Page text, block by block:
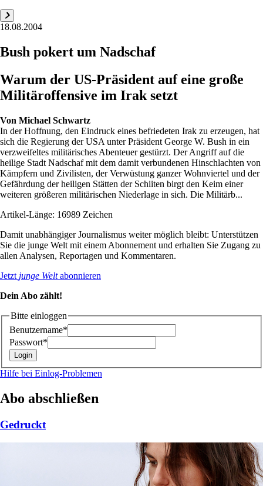
18.08.2004
Bush pokert um Nadschaf
Warum der US-Präsident auf eine große
Militäroffensive im Irak setzt
Von Michael Schwartz
In der Hoffnung, den Eindruck eines befriedeten Irak zu erzeugen, hat
sich die Regierung der USA unter Präsident George W. Bush in ein
verzweifeltes militärisches Abenteuer gestürzt. Der Angriff auf die
heilige Stadt Nadschaf mit dem damit verbundenen Hinschlachten von
Kämpfern und Zivilisten, der Verwüstung ganzer Wohnviertel und der
Gefährdung der heiligen Stätten der Schiiten birgt den Keim einer
weiteren größeren militärischen Niederlage in sich. Die Militärb...
Artikel-Länge: 16989 Zeichen
Damit unabhängiger Journalismus weiter möglich bleibt: Unterstützen
Sie die junge Welt mit einem Abonnement und erhalten Sie Zugang zu
allen Analysen, Reportagen und Kommentaren.
Jetzt junge Weltabonnieren
Dein Abo zählt!
Bitte einloggen
Benutzername*
Passwort*
Hilfe bei Einlog-Problemen
Abo abschließen
Gedruckt